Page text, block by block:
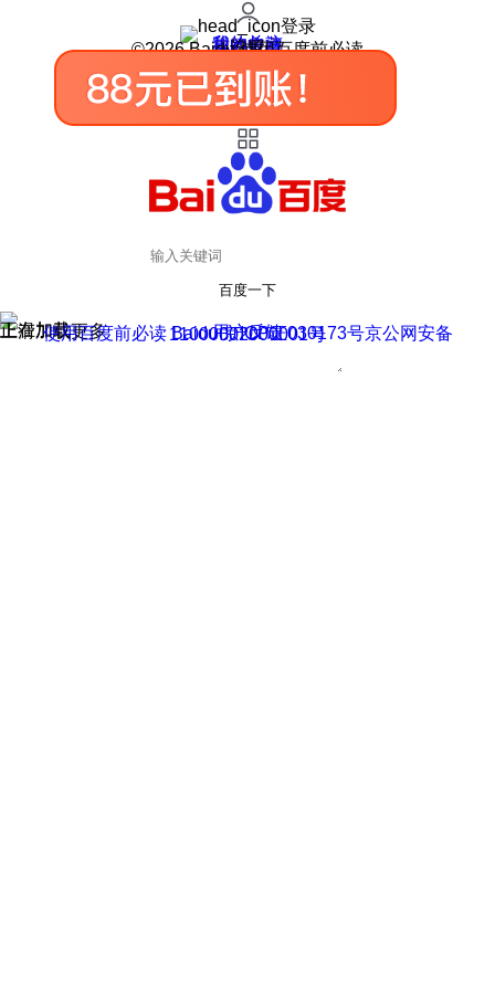
登录
我的关注
我的收藏
皮肤中心
用户反馈
设置
©2026 Baidu 使用百度前必读
百度一下
正在加载
上滑加载更多 用户反馈
使用百度前必读 Baidu 京ICP证030173号
京公网安备11000002000001号